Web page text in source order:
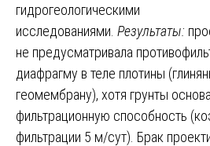
гидрогеологическими
исследованиями. Результаты:
не предусматривала
диафрагму в теле плотины
геомембрану), хотя грунты
фильтрационную способность
фильтрации 5 м/сут). Брак